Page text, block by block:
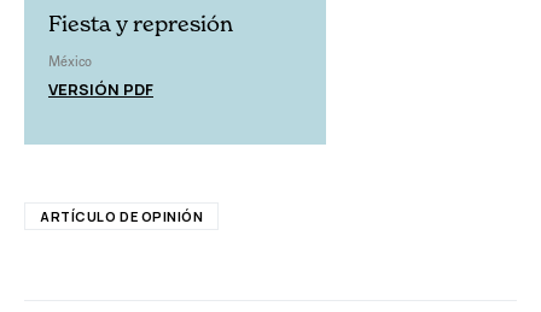
Fiesta y represión
México
VERSIÓN PDF
ARTÍCULO DE OPINIÓN